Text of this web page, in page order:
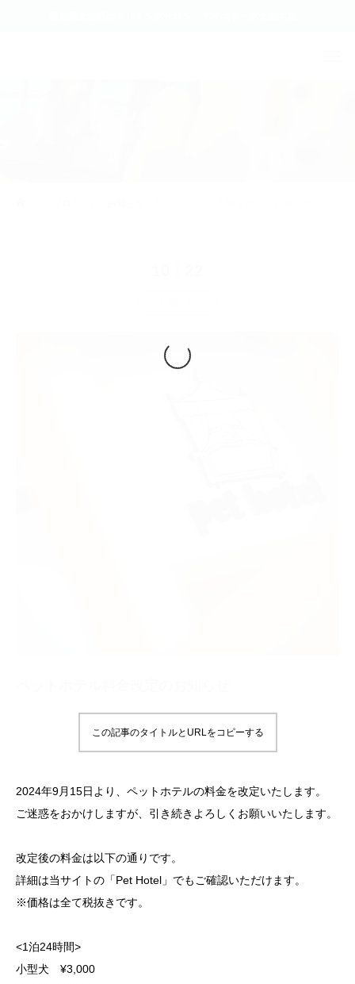
この記事のタイトルとURLをコピーする
2024年9月15日より、ペットホテルの料金を改定いたします。
ご迷惑をおかけしますが、引き続きよろしくお願いいたします。
改定後の料金は以下の通りです。
詳細は当サイトの「Pet Hotel」でもご確認いただけます。
※価格は全て税抜きです。
<1泊24時間>
小型犬 ¥3,000